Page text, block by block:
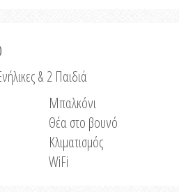
& 2 Παιδιά
Μπαλκόνι
Θέα στο βουνό
Κλιματισμός
WiFi